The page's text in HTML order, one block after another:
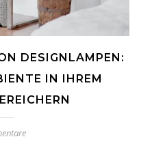
DESIGNLAMPEN:
IN IHREM